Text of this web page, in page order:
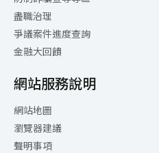
盡職治理
爭議案件進度查詢
金融大回饋
網站服務說明
網站地圖
瀏覽器建議
聲明事項